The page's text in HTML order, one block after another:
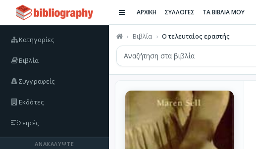
Κατηγορίες
Βιβλία
Συγγραφείς
Εκδότες
Σειρές
ΑΝΑΚΑΛΎΨΤΕ
ΑΡΧΙΚΗ ΣΥΛΛΟΓΕΣ ΤΑ ΒΙΒΛΙΑ ΜΟΥ
Βιβλία Ο τελευταίος εραστής